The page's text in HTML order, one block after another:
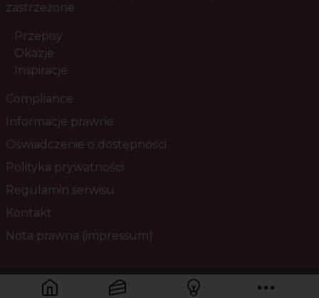
zastrzeżone
Przepisy
Okazje
Inspiracje
Compliance
Informacje prawne
Oświadczenie o dostępności
Polityka prywatności
Regulamin serwisu
Kontakt
Nota prawna (impressum)
Masz pytania? Skontaktuj się z nami!